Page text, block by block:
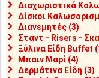
Διαχωριστικά
Δίσκοι
Διανεμητές (3)
Σταντ - Risers -
Ξύλινα Είδη Buffet
Μπαιν Μαρί (4)
Δερμάτινα Είδη (3)